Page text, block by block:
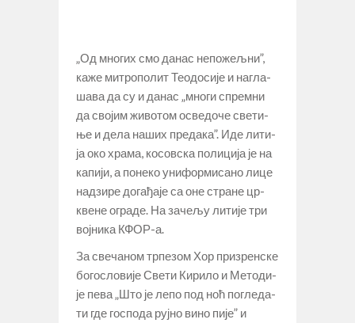
„Од мно­гих смо да­нас не­по­жељ­ни”,
ка­же ми­тро­по­лит Те­о­до­си­је и на­гла­
ша­ва да су и да­нас „мно­ги спрем­ни
да сво­јим жи­во­том осве­до­че све­ти­
ње и де­ла на­ших пре­да­ка”. Иде ли­ти­
ја око хра­ма, ко­сов­ска по­ли­ци­ја је на
ка­пи­ји, а по­не­ко уни­фор­ми­са­но ли­це
над­зи­ре до­га­ђа­је са оне стра­не цр­
кве­не огра­де. На за­че­љу ли­ти­је три
вој­ни­ка КФОР-а.
За све­ча­ном тр­пе­зом Хор при­зрен­ске
бо­го­сло­ви­је Све­ти Ки­ри­ло и Ме­то­ди­
је пе­ва „Што је ле­по под ноћ по­гле­да­
ти где го­спо­да руј­но ви­но пи­је” и